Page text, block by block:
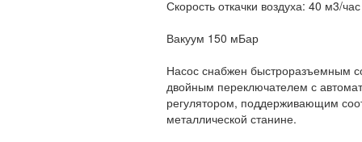
Скорость откачки воздуха: 40 м3/час
Вакуум 150 мБар
Насос снабжен быстроразъемным
двойным переключателем с
регулятором, поддерживающим
металлической станине.